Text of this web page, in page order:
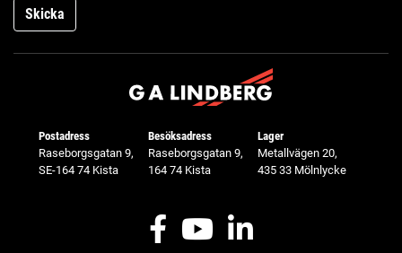
Skicka
Postadress
Raseborgsgatan 9,
SE-164 74 Kista
Besöksadress
Raseborgsgatan 9,
164 74 Kista
Lager
Metallvägen 20,
435 33 Mölnlycke
FacebookYoutubeLinkedIn